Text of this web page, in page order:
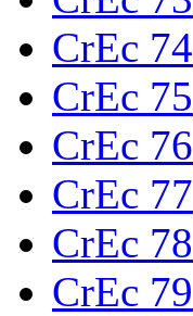
CrEc 74
CrEc 75
CrEc 76
CrEc 77
CrEc 78
CrEc 79